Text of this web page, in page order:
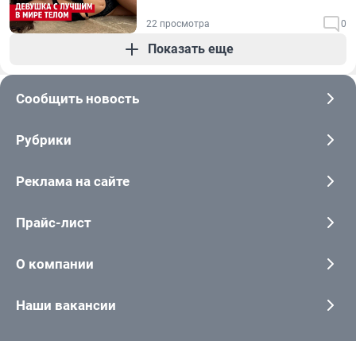
22 просмотра 0
Показать еще
Сообщить новость
Рубрики
Реклама на сайте
Прайс-лист
О компании
Наши вакансии